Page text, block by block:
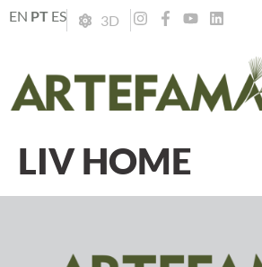
EN PT ES 3D
LIV HOME